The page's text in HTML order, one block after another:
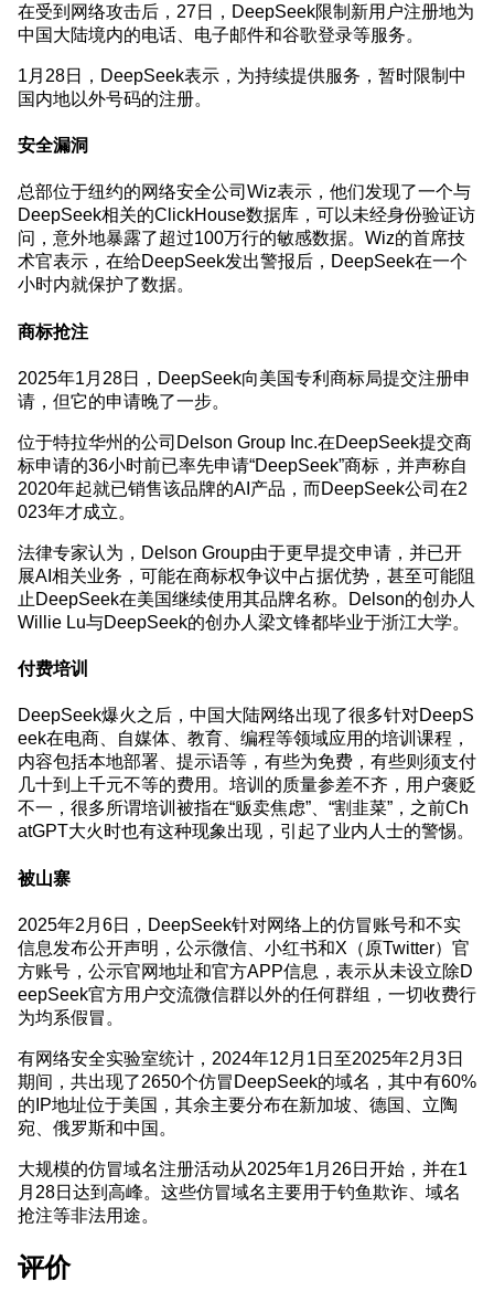
在受到网络攻击后，27日，DeepSeek限制新用户注册地为
中国大陆境内的电话、电子邮件和谷歌登录等服务。
1月28日，DeepSeek表示，为持续提供服务，暂时限制中
国内地以外号码的注册。
安全漏洞
总部位于纽约的网络安全公司Wiz表示，他们发现了一个与
DeepSeek相关的ClickHouse数据库，可以未经身份验证访
问，意外地暴露了超过100万行的敏感数据。Wiz的首席技
术官表示，在给DeepSeek发出警报后，DeepSeek在一个
小时内就保护了数据。
商标抢注
2025年1月28日，DeepSeek向美国专利商标局提交注册申
请，但它的申请晚了一步。
位于特拉华州的公司Delson Group Inc.在DeepSeek提交商
标申请的36小时前已率先申请“DeepSeek”商标，并声称自
2020年起就已销售该品牌的AI产品，而DeepSeek公司在2
023年才成立。
法律专家认为，Delson Group由于更早提交申请，并已开
展AI相关业务，可能在商标权争议中占据优势，甚至可能阻
止DeepSeek在美国继续使用其品牌名称。Delson的创办人
Willie Lu与DeepSeek的创办人梁文锋都毕业于浙江大学。
付费培训
DeepSeek爆火之后，中国大陆网络出现了很多针对DeepS
eek在电商、自媒体、教育、编程等领域应用的培训课程，
内容包括本地部署、提示语等，有些为免费，有些则须支付
几十到上千元不等的费用。培训的质量参差不齐，用户褒贬
不一，很多所谓培训被指在“贩卖焦虑”、“割韭菜”，之前Ch
atGPT大火时也有这种现象出现，引起了业内人士的警惕。
被山寨
2025年2月6日，DeepSeek针对网络上的仿冒账号和不实
信息发布公开声明，公示微信、小红书和X（原Twitter）官
方账号，公示官网地址和官方APP信息，表示从未设立除D
eepSeek官方用户交流微信群以外的任何群组，一切收费行
为均系假冒。
有网络安全实验室统计，2024年12月1日至2025年2月3日
期间，共出现了2650个仿冒DeepSeek的域名，其中有60%
的IP地址位于美国，其余主要分布在新加坡、德国、立陶
宛、俄罗斯和中国。
大规模的仿冒域名注册活动从2025年1月26日开始，并在1
月28日达到高峰。这些仿冒域名主要用于钓鱼欺诈、域名
抢注等非法用途。
评价